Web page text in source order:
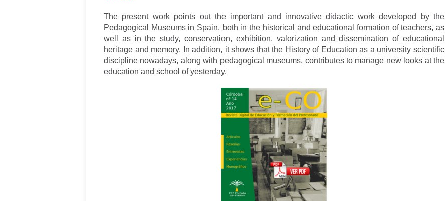
The present work points out the important and innovative didactic work developed by the
Pedagogical Museums in Spain, both in the historical and educational formation of teachers, as
well as in the study, conservation, exhibition, valorization and dissemination of educational
heritage and memory. In addition, it shows that the History of Education as a university scientific
discipline nowadays, along with pedagogical museums, contributes to manage new looks at the
education and school of yesterday.